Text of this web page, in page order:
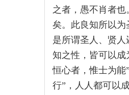
之者，愚不肖者
矣。此良知所以为
是所谓圣人、贤
知之性，皆可以
恒心者，惟士为能
行”，人人都可以